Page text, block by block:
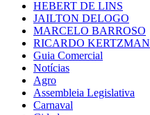
HEBERT DE LINS
JAILTON DELOGO
MARCELO BARROSO
RICARDO KERTZMAN
Guia Comercial
Notícias
Agro
Assembleia Legislativa
Carnaval